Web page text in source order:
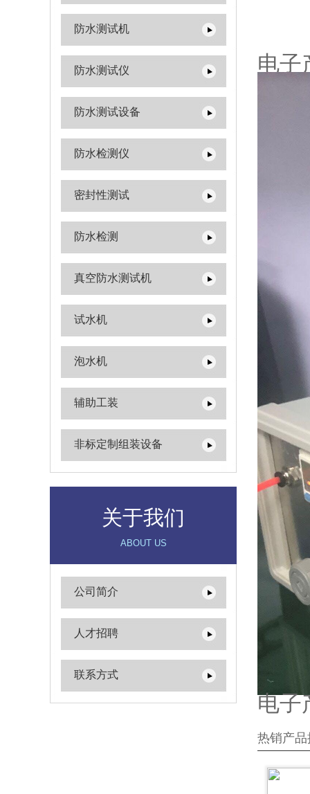
防水测试机
防水测试仪
防水测试设备
防水检测仪
密封性测试
防水检测
真空防水测试机
试水机
泡水机
辅助工装
非标定制组装设备
关于我们
ABOUT US
公司简介
人才招聘
联系方式
电子
电子
热销产